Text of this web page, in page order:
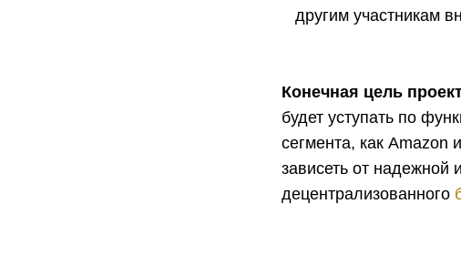
другим участникам
Конечная цель
будет уступать по
сегмента, как Amazon
зависеть от надежной
децентрализованного